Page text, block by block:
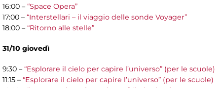
16:00 – “Space Opera”
17:00 – “Interstellari – il viaggio delle sonde Voyager”
18:00 – “Ritorno alle stelle”
31/10 giovedì
9:30 – “Esplorare il cielo per capire l’universo” (per le scuole)
11:15 – “Esplorare il cielo per capire l’universo” (per le scuole)